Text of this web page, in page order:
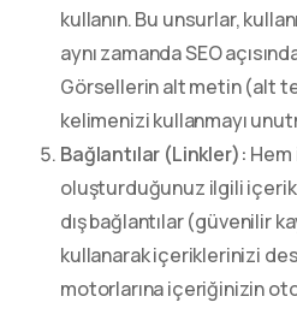
kullanın. Bu unsurlar,
aynı zamanda SEO
Görsellerin alt metin (alt
kelimenizi kullanmayı
Bağlantılar (Linkler): Hem
oluşturduğunuz ilgili
dış bağlantılar (güvenilir
kullanarak içeriklerinizi
motorlarına içeriğinizin